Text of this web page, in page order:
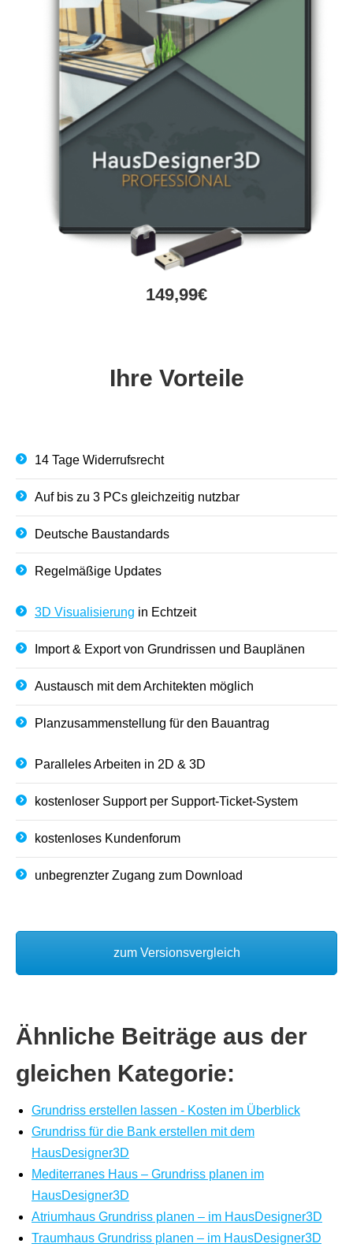
149,99€
Ihre Vorteile
14 Tage Widerrufsrecht
Auf bis zu 3 PCs gleichzeitig nutzbar
Deutsche Baustandards
Regelmäßige Updates
3D Visualisierung in Echtzeit
Import & Export von Grundrissen und Bauplänen
Austausch mit dem Architekten möglich
Planzusammenstellung für den Bauantrag
Paralleles Arbeiten in 2D & 3D
kostenloser Support per Support-Ticket-System
kostenloses Kundenforum
unbegrenzter Zugang zum Download
zum Versionsvergleich
Ähnliche Beiträge aus der
gleichen Kategorie:
Grundriss erstellen lassen - Kosten im Überblick
Grundriss für die Bank erstellen mit dem
HausDesigner3D
Mediterranes Haus – Grundriss planen im
HausDesigner3D
Atriumhaus Grundriss planen – im HausDesigner3D
Traumhaus Grundriss planen – im HausDesigner3D